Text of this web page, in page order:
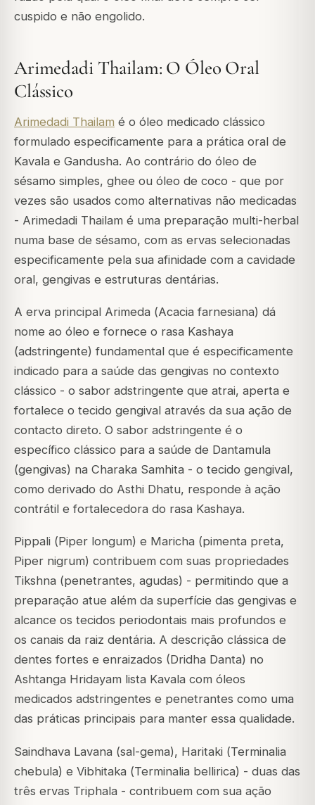
cuspido e não engolido.
Arimedadi Thailam: O Óleo Oral
Clássico
Arimedadi Thailam é o óleo medicado clássico
formulado especificamente para a prática oral de
Kavala e Gandusha. Ao contrário do óleo de
sésamo simples, ghee ou óleo de coco - que por
vezes são usados como alternativas não medicadas
- Arimedadi Thailam é uma preparação multi-herbal
numa base de sésamo, com as ervas selecionadas
especificamente pela sua afinidade com a cavidade
oral, gengivas e estruturas dentárias.
A erva principal Arimeda (Acacia farnesiana) dá
nome ao óleo e fornece o rasa Kashaya
(adstringente) fundamental que é especificamente
indicado para a saúde das gengivas no contexto
clássico - o sabor adstringente que atrai, aperta e
fortalece o tecido gengival através da sua ação de
contacto direto. O sabor adstringente é o
específico clássico para a saúde de Dantamula
(gengivas) na Charaka Samhita - o tecido gengival,
como derivado do Asthi Dhatu, responde à ação
contrátil e fortalecedora do rasa Kashaya.
Pippali (Piper longum) e Maricha (pimenta preta,
Piper nigrum) contribuem com suas propriedades
Tikshna (penetrantes, agudas) - permitindo que a
preparação atue além da superfície das gengivas e
alcance os tecidos periodontais mais profundos e
os canais da raiz dentária. A descrição clássica de
dentes fortes e enraizados (Dridha Danta) no
Ashtanga Hridayam lista Kavala com óleos
medicados adstringentes e penetrantes como uma
das práticas principais para manter essa qualidade.
Saindhava Lavana (sal-gema), Haritaki (Terminalia
chebula) e Vibhitaka (Terminalia bellirica) - duas das
três ervas Triphala - contribuem com sua ação